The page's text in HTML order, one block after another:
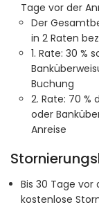
Tage vor der
Der
in 2 Raten
1. Rate: 30 %
Buchung
2. Rate: 70 %
oder
Anreise
Bis 30 Tage
kostenlose